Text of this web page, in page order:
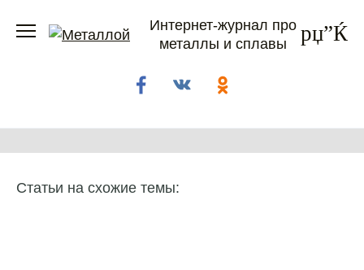
Интернет-журнал про
металлы и сплавы
Статьи на схожие темы: